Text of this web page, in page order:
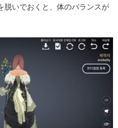
脱いでおくと、体のバランスが